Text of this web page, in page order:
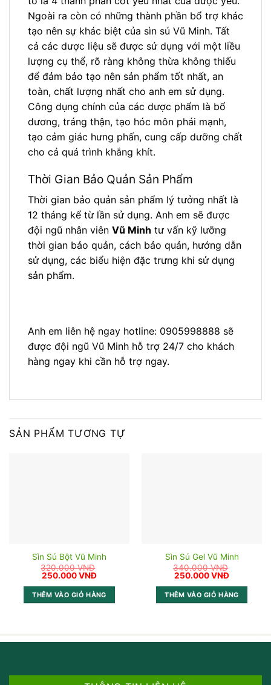
Ngoài ra còn có những thành phần bổ trợ khác
tạo nên sự khác biệt của sìn sú Vũ Minh. Tất
cả các dược liệu sẽ được sử dụng với một liều
lượng cụ thể, rõ ràng không thừa không thiếu
để đảm bảo tạo nên sản phẩm tốt nhất, an
toàn, chất lượng nhất cho anh em sử dụng.
Công dụng chính của các dược phẩm là bổ
dương, tráng thận, tạo hóc môn phái mạnh,
tạo cảm giác hưng phấn, cung cấp dưỡng chất
cho cả quá trình khắng khít.
Thời Gian Bảo Quản Sản Phẩm
Thời gian bảo quản sản phẩm lý tưởng nhất là
12 tháng kể từ lần sử dụng. Anh em sẽ được
đội ngũ nhân viên Vũ Minh tư vấn kỹ lưỡng
thời gian bảo quản, cách bảo quản, hướng dẫn
sử dụng, các biểu hiện đặc trưng khi sử dụng
sản phẩm.
Anh em liên hệ ngay hotline: 0905998888 sẽ
được đội ngũ Vũ Minh hỗ trợ 24/7 cho khách
hàng ngay khi cần hỗ trợ ngay.
SẢN PHẨM TƯƠNG TỰ
Sìn Sú Bột Vũ Minh
320.000VNĐ
Giá
là:
320.000 VNĐ.
250.000VNĐGiá
tại
là:
250.000 VNĐ.
THÊM VÀO GIỎ HÀNG
Sìn Sú Gel Vũ Minh
340.000VNĐ
Giá
là:
340.000 VNĐ.
250.000VNĐGiá
tại
là:
250.000
THÊM VÀO GIỎ HÀNG